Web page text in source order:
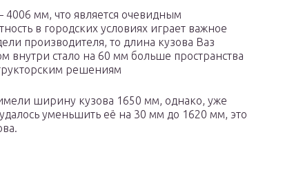
мм, что является очевидным
в городских условиях играет важное
производителя, то длина кузова Ваз
стало на 60 мм больше пространства
решениям
ширину кузова 1650 мм, однако, уже
уменьшить её на 30 мм до 1620 мм, это